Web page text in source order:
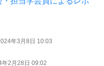
年3月8日 10:03
年2月28日 09:02